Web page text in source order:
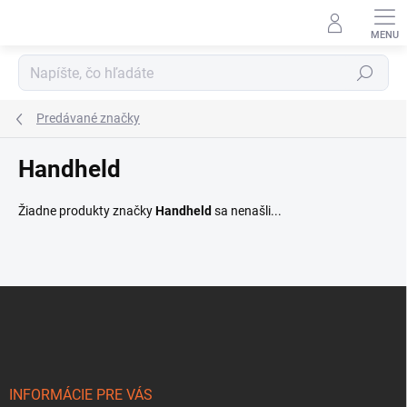
Hľadať
Predávané značky
Handheld
Žiadne produkty značkyHandheld sa nenašli...
INFORMÁCIE PRE VÁS